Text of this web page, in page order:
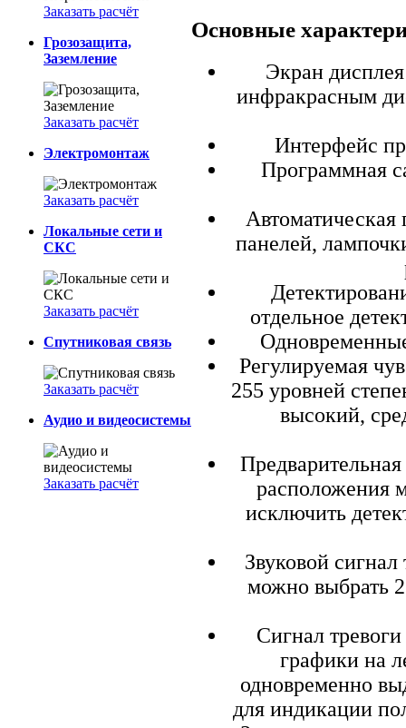
Заказать расчёт
Грозозащита,
Заземление
Заказать расчёт
Электромонтаж
Заказать расчёт
Локальные сети и
СКС
Заказать расчёт
Спутниковая связь
Заказать расчёт
Аудио и видеосистемы
Заказать расчёт
Основные
Экран
инфракрасным
Интерфейс
Программная
панелей,
отдельное
Регулируемая
255 уровней
высокий,
расположения
исключить
Звуковой
можно выбрать
Сигнал
графики на
одновременно
для индикации